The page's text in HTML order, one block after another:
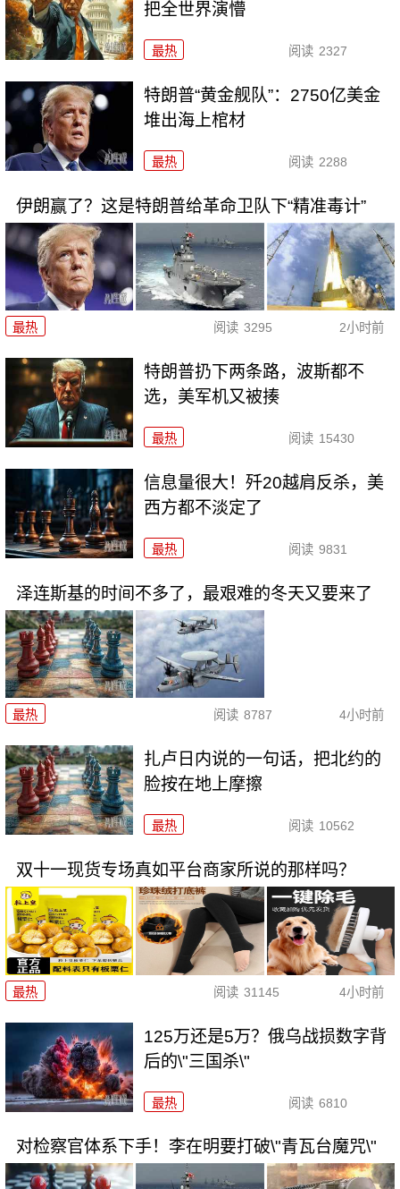
把全世界演懵
最热 阅读 2327
特朗普“黄金舰队”：2750亿美金
堆出海上棺材
最热 阅读 2288
伊朗赢了？这是特朗普给革命卫队下“精准毒计”
最热 阅读 3295 2小时前
特朗普扔下两条路，波斯都不
选，美军机又被揍
最热 阅读 15430
信息量很大！歼20越肩反杀，美
西方都不淡定了
最热 阅读 9831
泽连斯基的时间不多了，最艰难的冬天又要来了
最热 阅读 8787 4小时前
扎卢日内说的一句话，把北约的
脸按在地上摩擦
最热 阅读 10562
双十一现货专场真如平台商家所说的那样吗？
最热 阅读 31145 4小时前
125万还是5万？俄乌战损数字背
后的\"三国杀\"
最热 阅读 6810
对检察官体系下手！李在明要打破\"青瓦台魔咒\"